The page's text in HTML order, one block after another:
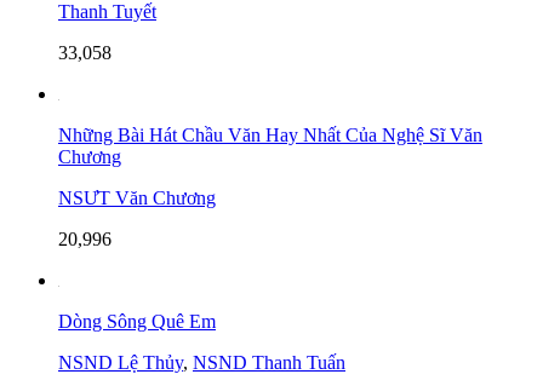
Thanh Tuyết
33,058
Những Bài Hát Chầu Văn Hay Nhất Của Nghệ Sĩ Văn
Chương
NSƯT Văn Chương
20,996
Dòng Sông Quê Em
NSND Lệ Thủy, NSND Thanh Tuấn